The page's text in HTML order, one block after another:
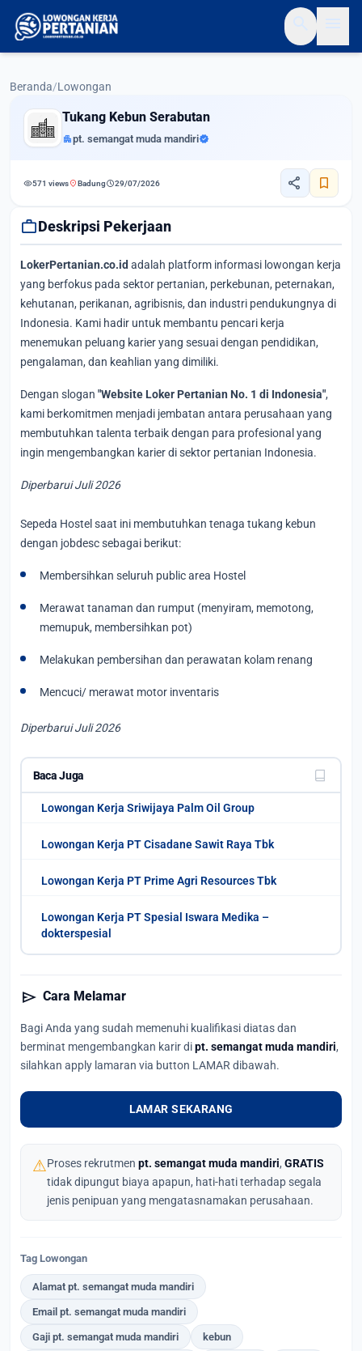
Beranda/Lowongan
Tukang Kebun Serabutan
apartmentpt. semangat muda mandiriverified
visibility571 viewslocation_onBadungschedule29/07/2026 share bookmark
workDeskripsi Pekerjaan
LokerPertanian.co.id adalah platform informasi lowongan kerja
yang berfokus pada sektor pertanian, perkebunan, peternakan,
kehutanan, perikanan, agribisnis, dan industri pendukungnya di
Indonesia. Kami hadir untuk membantu pencari kerja
menemukan peluang karier yang sesuai dengan pendidikan,
pengalaman, dan keahlian yang dimiliki.
Dengan slogan "Website Loker Pertanian No. 1 di Indonesia",
kami berkomitmen menjadi jembatan antara perusahaan yang
membutuhkan talenta terbaik dengan para profesional yang
ingin mengembangkan karier di sektor pertanian Indonesia.
Diperbarui Juli 2026
Sepeda Hostel saat ini membutuhkan tenaga tukang kebun
dengan jobdesc sebagai berikut:
Membersihkan seluruh public area Hostel
Merawat tanaman dan rumput (menyiram, memotong,
memupuk, membersihkan pot)
Melakukan pembersihan dan perawatan kolam renang
Mencuci/ merawat motor inventaris
Diperbarui Juli 2026
Baca Juga
Lowongan Kerja Sriwijaya Palm Oil Group
Lowongan Kerja PT Cisadane Sawit Raya Tbk
Lowongan Kerja PT Prime Agri Resources Tbk
Lowongan Kerja PT Spesial Iswara Medika –
dokterspesial
send Cara Melamar
Bagi Anda yang sudah memenuhi kualifikasi diatas dan
berminat mengembangkan karir dipt. semangat muda mandiri,
silahkan apply lamaran via button LAMAR dibawah.
LAMAR SEKARANG
⚠Proses rekrutmen pt. semangat muda mandiri, GRATIS
tidak dipungut biaya apapun, hati-hati terhadap segala
jenis penipuan yang mengatasnamakan perusahaan.
Tag Lowongan
Alamat pt. semangat muda mandiri
Email pt. semangat muda mandiri
Gaji pt. semangat muda mandiri kebun